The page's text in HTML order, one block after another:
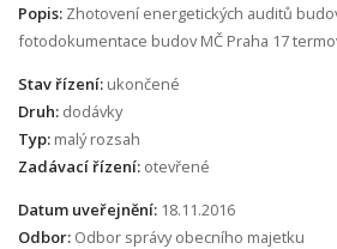
Popis: Zhotovení energetických auditů
fotodokumentace budov MČ Praha 17
Stav řízení: ukončené
Druh: dodávky
Typ: malý rozsah
Zadávací řízení: otevřené
Datum uveřejnění: 18.11.2016
Odbor: Odbor správy obecního majetku